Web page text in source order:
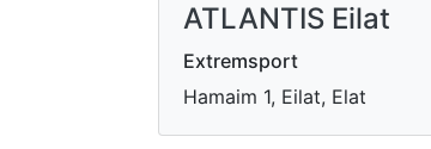
ATLANTIS Eilat
Extremsport
Hamaim 1, Eilat, Elat